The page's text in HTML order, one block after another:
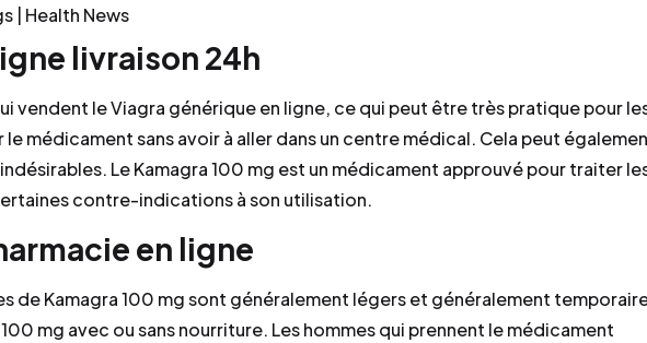
| Health News
livraison 24h
vendent le Viagra générique en ligne, ce qui peut être très pratique pour
médicament sans avoir à aller dans un centre médical. Cela peut
Le Kamagra 100 mg est un médicament approuvé pour traiter
contre-indications à son utilisation.
en ligne
de Kamagra 100 mg sont généralement légers et généralement
mg avec ou sans nourriture. Les hommes qui prennent le médicament